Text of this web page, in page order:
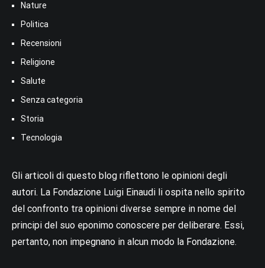
Nature
Politica
Recensioni
Religione
Salute
Senza categoria
Storia
Tecnologia
Gli articoli di questo blog riflettono le opinioni degli
autori. La Fondazione Luigi Einaudi li ospita nello spirito
del confronto tra opinioni diverse sempre in nome del
principi del suo eponimo conoscere per deliberare. Essi,
pertanto, non impegnano in alcun modo la Fondazione.